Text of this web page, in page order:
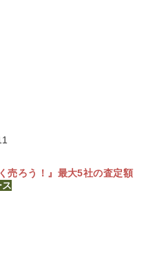
売ろう！』 最大5社の査定額